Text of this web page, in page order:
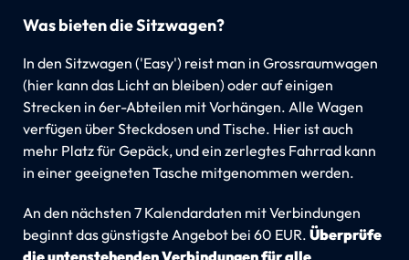
Was bieten die Sitzwagen?
In den Sitzwagen ('Easy') reist man in Grossraumwagen
(hier kann das Licht an bleiben) oder auf einigen
Strecken in 6er-Abteilen mit Vorhängen. Alle Wagen
verfügen über Steckdosen und Tische. Hier ist auch
mehr Platz für Gepäck, und ein zerlegtes Fahrrad kann
in einer geeigneten Tasche mitgenommen werden.
An den nächsten 7 Kalendardaten mit Verbindungen
beginnt das günstigste Angebot bei 60 EUR. Überprüfe
die untenstehenden Verbindungen für alle